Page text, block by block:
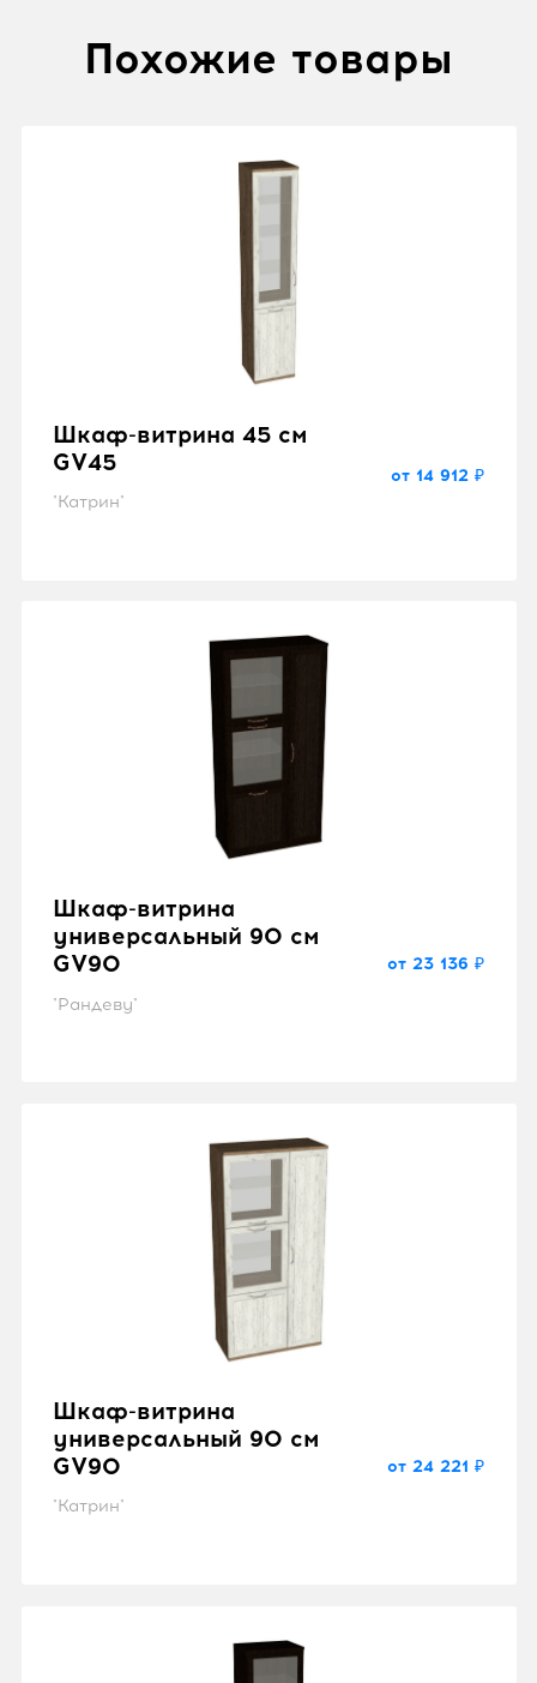
Похожие товары
Шкаф-витрина 45 см
GV45
"Катрин"
от 14 912 ₽
Шкаф-витрина
универсальный 90 см
GV90
"Рандеву"
от 23 136 ₽
Шкаф-витрина
универсальный 90 см
GV90
"Катрин"
от 24 221 ₽